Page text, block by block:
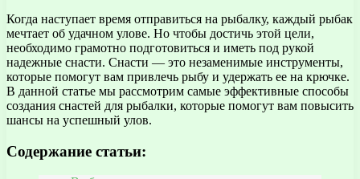
Когда наступает время отправиться на рыбалку, каждый рыбак
мечтает об удачном улове. Но чтобы достичь этой цели,
необходимо грамотно подготовиться и иметь под рукой
надежные снасти. Снасти — это незаменимые инструменты,
которые помогут вам привлечь рыбу и удержать ее на крючке.
В данной статье мы рассмотрим самые эффективные способы
создания снастей для рыбалки, которые помогут вам повысить
шансы на успешный улов.
Содержание статьи: